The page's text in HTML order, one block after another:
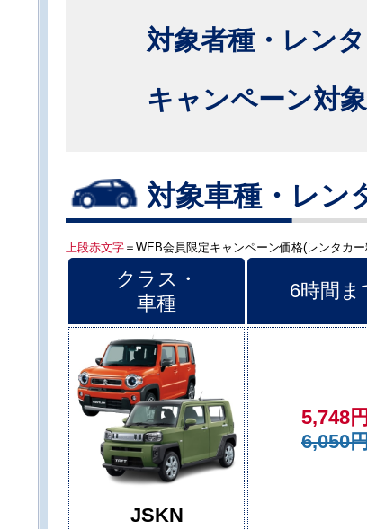
対象者種・レン
キャンペーン対
対象車種・レン
上段赤文字 ＝WEB会員限定キャンペーン価格(レンタカ
クラス・
車種
6時間ま
JSKN
5,748円
6,050